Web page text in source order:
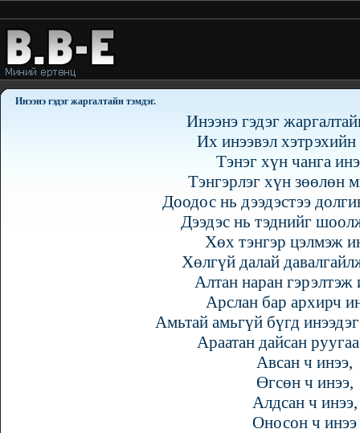
Инээнэ гэдэг жаргалтайн тэмдэг.
Инээнэ гэдэг
Их инээвэл хэтрэхийн
Тэнэг хүн чанга
Тэнгэрлэг хүн зөөлөн
Доодос нь дээдэстээ
Дээдэс нь тэднийг
Хөх тэнгэр цэлмэж
Хөлгүй далай
Алтан наран гэрэлтэж
Арслан бар архирч
Амьтай амьгүй бүгд
Араатан дайсан
Авсан ч инээ,
Өгсөн ч инээ,
Алдсан ч инээ,
Оносон ч инээ